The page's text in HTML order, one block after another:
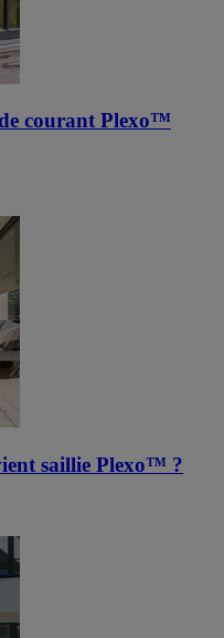
courant Plexo™
saillie Plexo™ ?